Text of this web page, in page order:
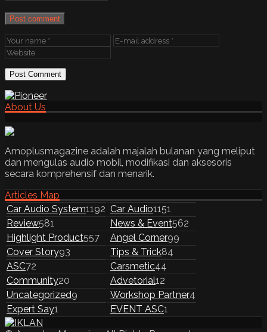
Post comment
About Us
Amoplusmagazine adalah majalah bulanan yang meliput
dan mengulas audio mobil, modifikasi dan aksesoris
secara komprehensif dan menarik.
Articles Map
Car Audio System1192 Car Audio1151
Review581 News & Event562
Highlight Product557 Angel Corner99
Cover Story93 Tips & Trick84
ASC72 Carsmetic44
Community20 Advetorial12
Uncategorized9 Workshop Partner4
Expert Say1 EVENT ASC1